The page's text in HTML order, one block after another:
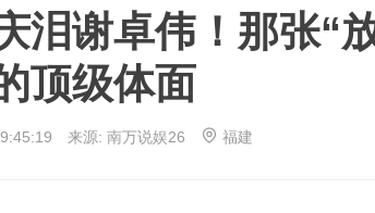
泪谢卓伟！那张“
顶级体面
来源: 南万说娱26 福建